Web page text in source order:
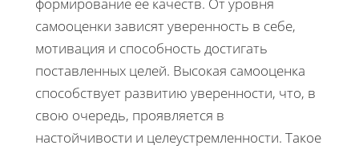
самооценки зависят уверенность в себе,
мотивация и способность достигать
поставленных целей. Высокая самооценка
способствует развитию уверенности, что, в
свою очередь, проявляется в
настойчивости и целеустремленности. Такое